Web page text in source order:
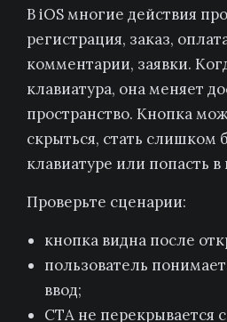
В iOS многие действия
регистрация, заказ,
комментарии, заявки.
клавиатура, она меняет
пространство. Кнопка
скрыться, стать слишком
клавиатуре или попасть
Проверьте сценарии:
кнопка видна после
пользователь
ввод;
CTA не перекрывается